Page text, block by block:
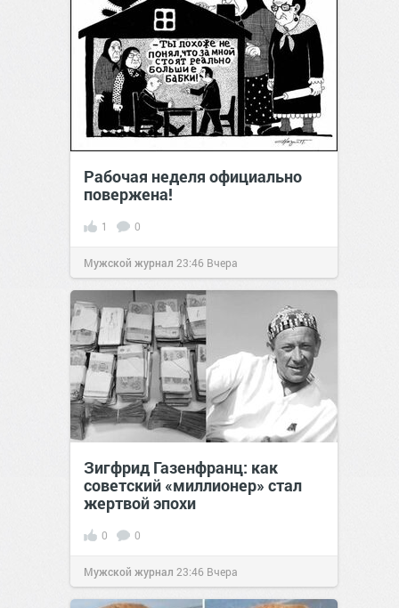
Рабочая неделя официально
повержена!
1 0
Мужской журнал 23:46 Вчера
Зигфрид Газенфранц: как
советский «миллионер» стал
жертвой эпохи
0 0
Мужской журнал 23:46 Вчера